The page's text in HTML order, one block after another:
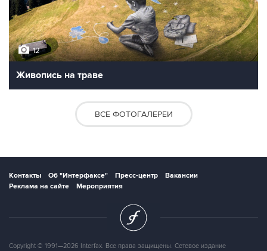
12
Живопись на траве
ВСЕ ФОТОГАЛЕРЕИ
Контакты Об "Интерфаксе" Пресс-центр
Вакансии
Реклама на сайте
Мероприятия
Copyright © 1991—2026 Interfax. Все права защищены. Сетевое издание